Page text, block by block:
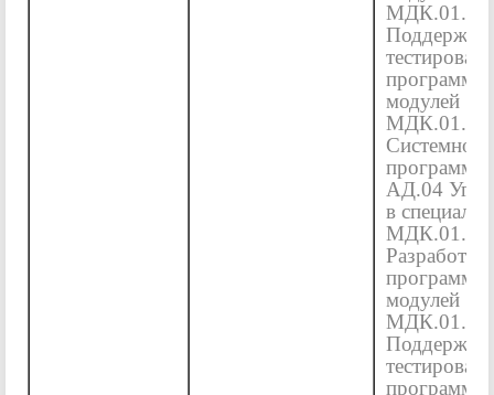
МДК.01.02
Поддержка
модулей
МДК.01.04
Системное
АД.04
в
МДК.01.01
Разработка
модулей
МДК.01.02
Поддержка